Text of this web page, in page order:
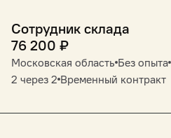
Сотрудник склада
76 200 ₽
Московская область Без опыта
2 через 2 Временный контракт